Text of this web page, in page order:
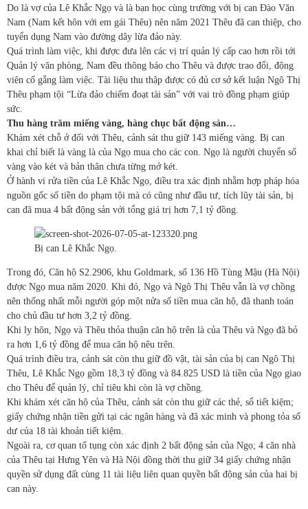
Do là vợ của Lê Khắc Ngọ và là bạn học cùng trường với bị can Đào Văn
Nam (Nam kết hôn với em gái Thêu) nên năm 2021 Thêu đã can thiệp, cho
tuyển dụng Nam vào đường dây lừa đảo này.
Quá trình làm việc, khi được đưa lên các vị trí quản lý cấp cao hơn rồi tới
Quản lý văn phòng, Nam đều thông báo cho Thêu và được trao đổi, động
viên cố gắng làm việc. Tài liệu thu thập được có đủ cơ sở kết luận Ngô Thị
Thêu phạm tội “Lừa đảo chiếm đoạt tài sản” với vai trò đồng phạm giúp
sức.
Thu hàng trăm miếng vàng, hàng chục bất động sản…
Khám xét chỗ ở đối với Thêu, cảnh sát thu giữ 143 miếng vàng. Bị can
khai chỉ biết là vàng là của Ngọ mua cho các con. Ngọ là người chuyển số
vàng vào két và bản thân chưa từng mở két.
Ở hành vi rửa tiền của Lê Khắc Ngọ, điều tra xác định nhằm hợp pháp hóa
nguồn gốc số tiền do phạm tội mà có cũng như đầu tư, tích lũy tài sản, bị
can đã mua 4 bất động sản với tổng giá trị hơn 7,1 tỷ đồng.
Bị can Lê Khắc Ngọ.
Trong đó, Căn hộ S2.2906, khu Goldmark, số 136 Hồ Tùng Mậu (Hà Nội)
được Ngọ mua năm 2020. Khi đó, Ngọ và Ngô Thị Thêu vẫn là vợ chồng
nên thống nhất mỗi người góp một nửa số tiền mua căn hộ, đã thanh toán
cho chủ đầu tư hơn 3,2 tỷ đồng.
Khi ly hôn, Ngọ và Thêu thỏa thuận căn hộ trên là của Thêu và Ngọ đã bỏ
ra hơn 1,6 tỷ đồng để mua căn hộ nêu trên.
Quá trình điều tra, cảnh sát còn thu giữ đồ vật, tài sản của bị can Ngô Thị
Thêu, Lê Khắc Ngọ gồm 18,3 tỷ đồng và 84.825 USD là tiền của Ngọ giao
cho Thêu để quản lý, chỉ tiêu khi còn là vợ chồng.
Khi khám xét căn hộ của Thêu, cảnh sát còn thu giữ các thẻ, sổ tiết kiệm;
giấy chứng nhận tiền gửi tại các ngân hàng và đã xác minh và phong tỏa số
dư của 18 tài khoản tiết kiệm.
Ngoài ra, cơ quan tố tụng còn xác định 2 bất động sản của Ngọ; 4 căn nhà
của Thêu tại Hưng Yên và Hà Nội đồng thời thu giữ 34 giấy chứng nhận
quyền sử dụng đất cùng 11 tài liệu liên quan quyền bất động sản của hai bị
can này.